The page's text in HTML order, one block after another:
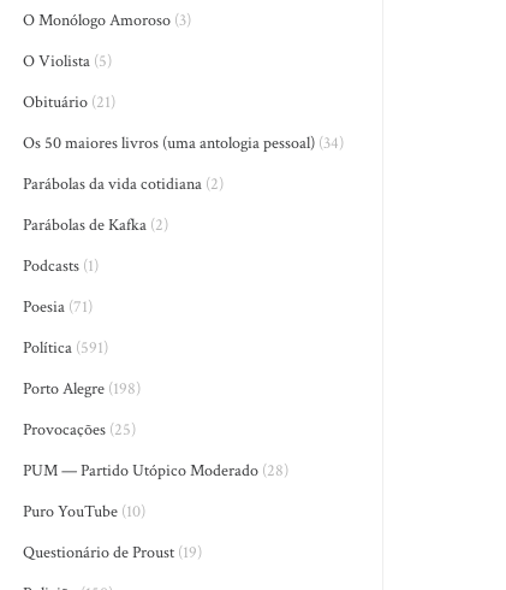
O Monólogo Amoroso (3)
O Violista (5)
Obituário (21)
Os 50 maiores livros (uma antologia pessoal) (34)
Parábolas da vida cotidiana (2)
Parábolas de Kafka (2)
Podcasts (1)
Poesia (71)
Política (591)
Porto Alegre (198)
Provocações (25)
PUM — Partido Utópico Moderado (28)
Puro YouTube (10)
Questionário de Proust (19)